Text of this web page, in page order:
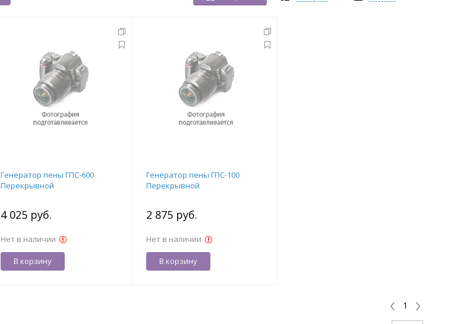
Генератор пены ГПС-600
Перекрывной
4 025 руб.
Нет в наличии
В корзину
Генератор пены ГПС-100
Перекрывной
2 875 руб.
Нет в наличии
В корзину
1